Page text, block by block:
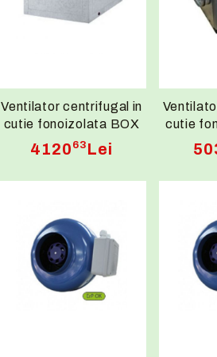
Ventilator centrifugal in
cutie fonoizolata BOX
BD 10/10 M4 0,59kW
4120 63 Lei
cutie
BD